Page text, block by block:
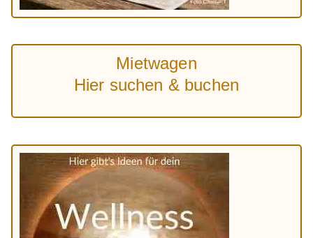
Mietwagen
Hier suchen & buchen